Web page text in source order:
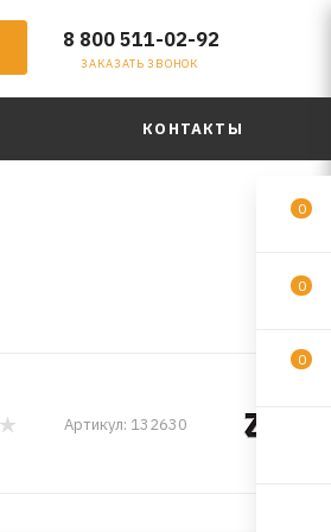
8 800 511-02-92
ЗАКАЗАТЬ ЗВОНОК
КОНТАКТЫ
Артикул: 132630
0
0
0